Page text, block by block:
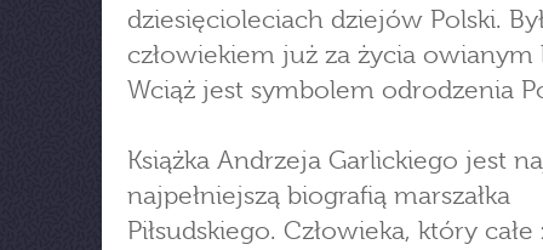
dziesięcioleciach dziejów Polski.
człowiekiem już za życia owianym
Wciąż jest symbolem odrodzenia
Książka Andrzeja Garlickiego jest
najpełniejszą biografią marszałka
Piłsudskiego. Człowieka, który